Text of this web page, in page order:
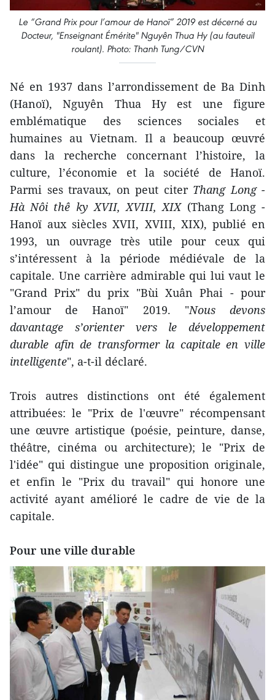
Le “Grand Prix pour l’amour de Hanoï” 2019 est décerné au
Docteur, "Enseignant Émérite" Nguyên Thua Hy (au fauteuil
roulant). Photo: Thanh Tung/CVN
Né en 1937 dans l’arrondissement de Ba Dinh
(Hanoï), Nguyên Thua Hy est une figure
emblématique des sciences sociales et
humaines au Vietnam. Il a beaucoup œuvré
dans la recherche concernant l’histoire, la
culture, l’économie et la société de Hanoï.
Parmi ses travaux, on peut citer Thang Long -
Hà Nôi thê ky XVII, XVIII, XIX(Thang Long -
Hanoï aux siècles XVII, XVIII, XIX), publié en
1993, un ouvrage très utile pour ceux qui
s’intéressent à la période médiévale de la
capitale. Une carrière admirable qui lui vaut le
"Grand Prix" du prix "Bùi Xuân Phai - pour
l’amour de Hanoï" 2019. "Nous devons
davantage s’orienter vers le développement
durable afin de transformer la capitale en ville
intelligente", a-t-il déclaré.
Trois autres distinctions ont été également
attribuées: le "Prix de l'œuvre" récompensant
une œuvre artistique (poésie, peinture, danse,
théâtre, cinéma ou architecture); le "Prix de
l'idée" qui distingue une proposition originale,
et enfin le "Prix du travail" qui honore une
activité ayant amélioré le cadre de vie de la
capitale.
Pour une ville durable